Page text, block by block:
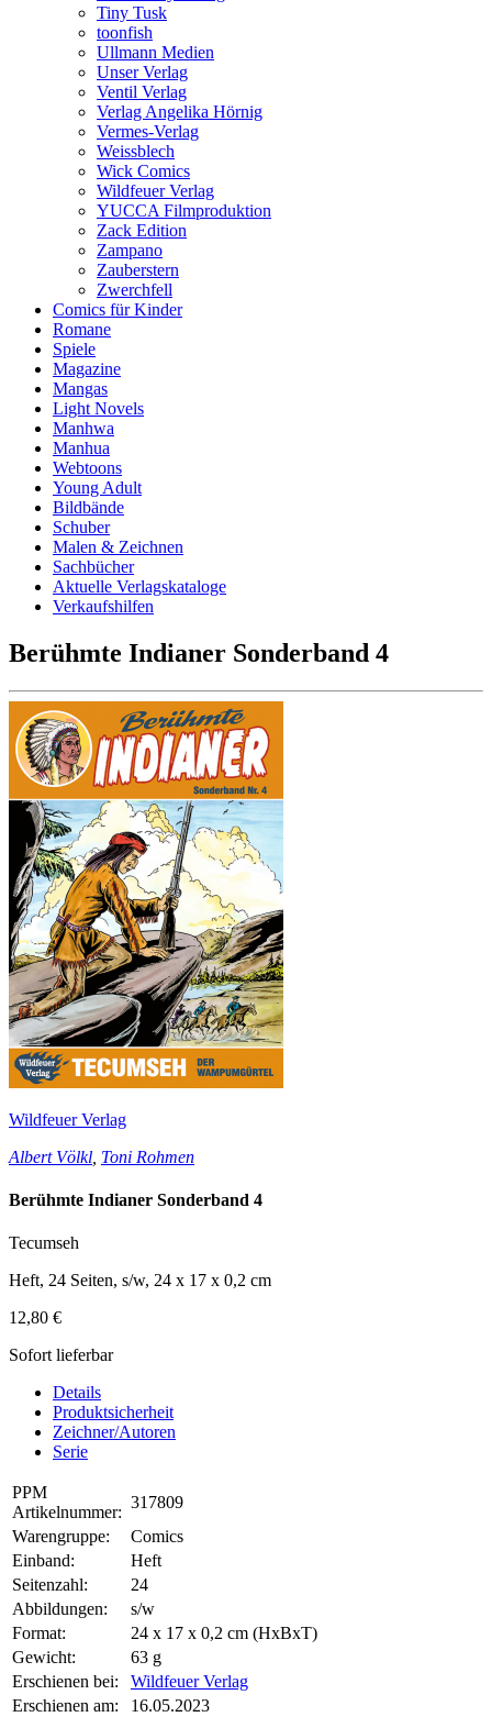
Tiny Tusk
toonfish
Ullmann Medien
Unser Verlag
Ventil Verlag
Verlag Angelika Hörnig
Vermes-Verlag
Weissblech
Wick Comics
Wildfeuer Verlag
YUCCA Filmproduktion
Zack Edition
Zampano
Zauberstern
Zwerchfell
Comics für Kinder
Romane
Spiele
Magazine
Mangas
Light Novels
Manhwa
Manhua
Webtoons
Young Adult
Bildbände
Schuber
Malen & Zeichnen
Sachbücher
Aktuelle Verlagskataloge
Verkaufshilfen
Berühmte Indianer Sonderband 4
Wildfeuer Verlag
Albert Völkl Toni Rohmen
Berühmte Indianer Sonderband 4
Tecumseh
Heft, 24 Seiten, s/w, 24 x 17 x 0,2 cm
12,80 €
Sofort lieferbar
Details
Produktsicherheit
Zeichner/Autoren
Serie
PPM
Artikelnummer:
317809
Warengruppe:
Comics
Einband:
Heft
Seitenzahl:
24
Abbildungen:
s/w
Format:
24 x 17 x 0,2 cm (HxBxT)
Gewicht:
63 g
Erschienen bei:
Wildfeuer Verlag
Erschienen am:
16.05.2023